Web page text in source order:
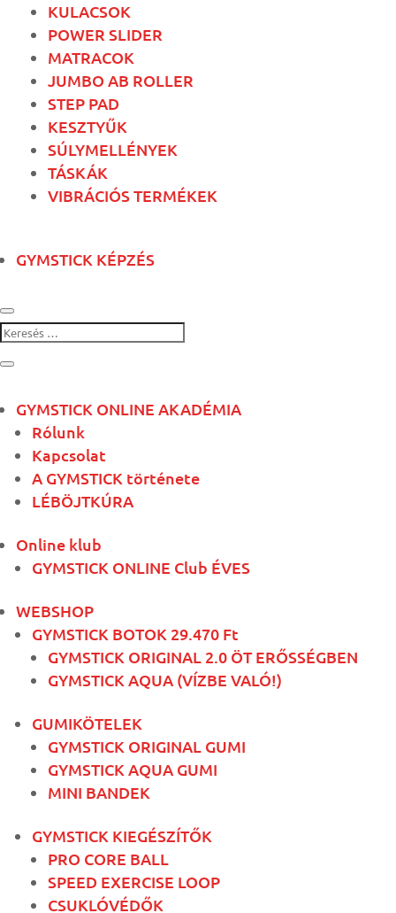
KULACSOK
POWER SLIDER
MATRACOK
JUMBO AB ROLLER
STEP PAD
KESZTYŰK
SÚLYMELLÉNYEK
TÁSKÁK
VIBRÁCIÓS TERMÉKEK
GYMSTICK KÉPZÉS
GYMSTICK ONLINE AKADÉMIA
Rólunk
Kapcsolat
A GYMSTICK története
LÉBÖJTKÚRA
Online klub
GYMSTICK ONLINE Club ÉVES
WEBSHOP
GYMSTICK BOTOK 29.470 Ft
GYMSTICK ORIGINAL 2.0 ÖT ERŐSSÉGBEN
GYMSTICK AQUA (VÍZBE VALÓ!)
GUMIKÖTELEK
GYMSTICK ORIGINAL GUMI
GYMSTICK AQUA GUMI
MINI BANDEK
GYMSTICK KIEGÉSZÍTŐK
PRO CORE BALL
SPEED EXERCISE LOOP
CSUKLÓVÉDŐK